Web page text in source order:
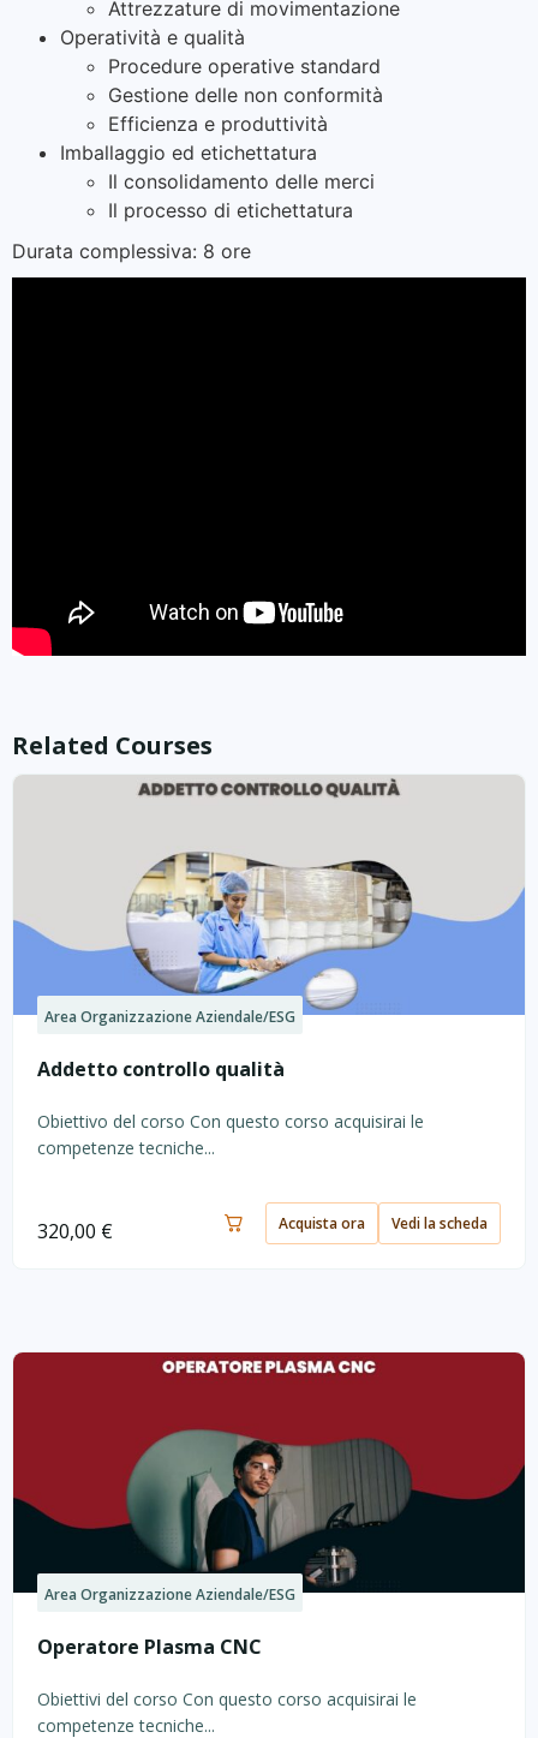
Attrezzature di movimentazione
Operatività e qualità
Procedure operative standard
Gestione delle non conformità
Efficienza e produttività
Imballaggio ed etichettatura
Il consolidamento delle merci
Il processo di etichettatura
Durata complessiva: 8 ore
Related Courses
Area Organizzazione Aziendale/ESG
Addetto controllo qualità
Obiettivo del corso Con questo corso acquisirai le
competenze tecniche...
320,00 € Acquista ora Vedi la scheda
Area Organizzazione Aziendale/ESG
Operatore Plasma CNC
Obiettivi del corso Con questo corso acquisirai le
competenze tecniche...